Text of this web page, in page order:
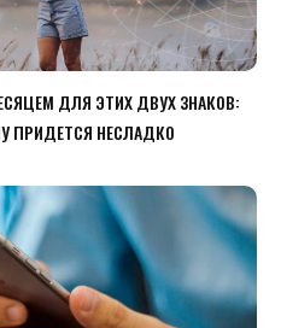
ДЛЯ ЭТИХ ДВУХ ЗНАКОВ:
ПРИДЕТСЯ НЕСЛАДКО